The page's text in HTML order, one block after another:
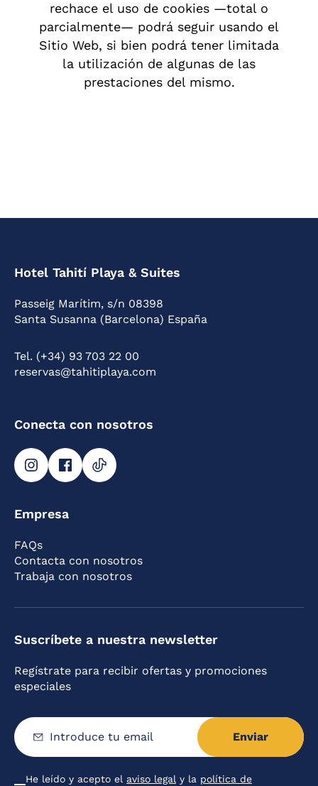
rechace el uso de cookies —total o
parcialmente— podrá seguir usando el
Sitio Web, si bien podrá tener limitada
la utilización de algunas de las
prestaciones del mismo.
Hotel Tahití Playa & Suites
Passeig Marítim, s/n 08398
Santa Susanna (Barcelona) España
Tel. (+34) 93 703 22 00
reservas@tahitiplaya.com
Conecta con nosotros
Empresa
FAQs
Contacta con nosotros
Trabaja con nosotros
Suscríbete a nuestra newsletter
Regístrate para recibir ofertas y promociones
especiales
Introduce
tu
email
Enviar
He leído y acepto el aviso legal y la política de